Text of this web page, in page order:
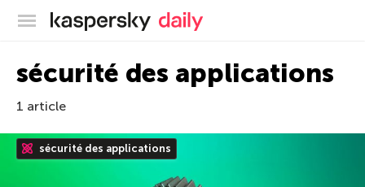
Blog officiel de Kaspersky
sécurité des applications
1 article
sécurité des applications